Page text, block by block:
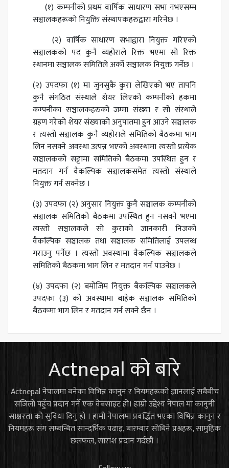
(१) कम्पनीको प्रथम वार्षिक साधारण सभा नभएसम्म
सञ्चालकहरूको नियुक्ति संस्थापकहरुद्वारा गरिनेछ ।
(२) वार्षिक साधारण सभाद्वारा नियुक्त गरिएको
सञ्चालकको पद कुनै व्यहोराले रिक्त भएमा सो रिक्त
स्थानमा सञ्चालक समितिले अर्को सञ्चालक नियुक्त गर्नेछ ।
(२) उपदफा (१) मा जुनसुकै कुरा लेखिएको भए तापनि
कुनै संगठित संस्थाले शेयर लिएको कम्पनीको हकमा
कम्पनीका सञ्चालकहरुको जम्मा संख्या र सो संस्थाले
ग्रहण गरेको शेयर संख्याको अनुपातमा हुन आउने सञ्चालक
र त्यस्तो सञ्चालक कुनै व्यहोराले समितिको बैठकमा भाग
लिन नसक्ने अवस्था उत्पन्न भएको अवस्थामा त्यस्तो प्रत्येक
सञ्चालकको सट्टामा समितिको बैठकमा उपस्थित हुन र
मतदान गर्न वैकल्पिक सञ्चालकसमेत त्यस्तो संस्थाले
नियुक्त गर्न सक्नेछ ।
(३) उपदफा (२) अनुसार नियुक्त कुनै सञ्चालक कम्पनीको
सञ्चालक समितिको बैठकमा उपस्थित हुन नसक्ने भएमा
त्यस्तो सञ्चालकले सो कुराको जानकारी निजको
वैकल्पिक सञ्चालक तथा सञ्चालक समितिलाई उपलब्ध
गराउनु पर्नेछ । त्यस्तो अवस्थामा वैकल्पिक सञ्चालकले
समितिको बैठकमा भाग लिन र मतदान गर्न पाउनेछ ।
(४) उपदफा (२) बमोजिम नियुक्त बैकल्पिक सञ्चालकले
उपदफा (३) को अवस्थामा बाहेक सञ्चालक समितिको
बैठकमा भाग लिन र मतदान गर्न सक्ने छैन ।
Actnepal को बारे
Actnepal नेपालमा बनेका विभिन्न कानुन र नियमहरूको ज्ञानलाई सबैबीच
सजिलो पहुँच प्रदान गर्ने एक वेबसाइट हो। हाम्रो उद्देश्य नेपाल मा कानुनी
साक्षरता को सुविधा दिनु हो । हामी नेपालमा प्रवर्द्धित भएका विभिन्न कानुन र
नियमहरू संग सम्बन्धित सान्दर्भिक पढाइ, बारम्बार सोधिने प्रश्नहरू, सामुहिक
छलफल, सारांश प्रदान गर्दछौं ।